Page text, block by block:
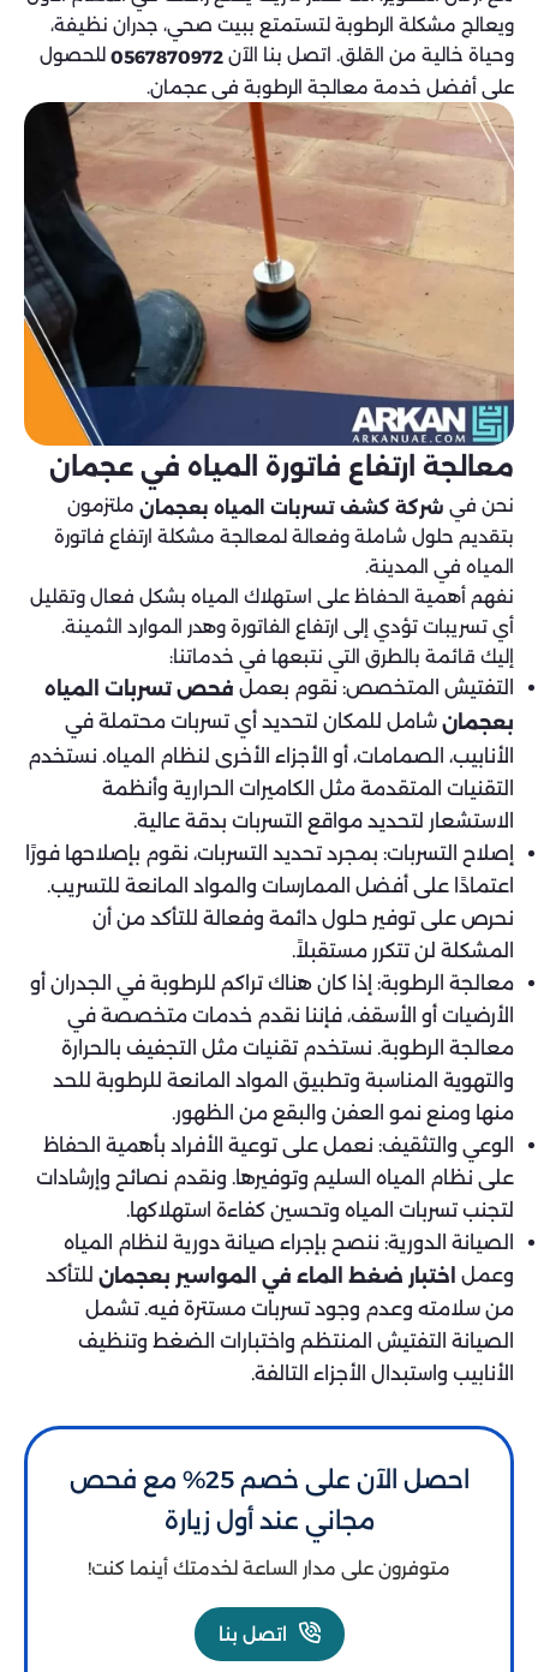
ويعالج مشكلة الرطوبة لتستمتع ببيت صحي، جدران نظيفة،
وحياة خالية من القلق. اتصل بنا الآن 0567870972 للحصول
على أفضل خدمة معالجة الرطوبة في عجمان.
معالجة ارتفاع فاتورة المياه في عجمان
نحن في شركة كشف تسربات المياه بعجمان ملتزمون
بتقديم حلول شاملة وفعالة لمعالجة مشكلة ارتفاع فاتورة
المياه في المدينة.
نفهم أهمية الحفاظ على استهلاك المياه بشكل فعال وتقليل
أي تسريبات تؤدي إلى ارتفاع الفاتورة وهدر الموارد الثمينة.
إليك قائمة بالطرق التي نتبعها في خدماتنا:
التفتيش المتخصص: نقوم بعمل فحص تسربات المياه
بعجمان شامل للمكان لتحديد أي تسربات محتملة في
الأنابيب، الصمامات، أو الأجزاء الأخرى لنظام المياه. نستخدم
التقنيات المتقدمة مثل الكاميرات الحرارية وأنظمة
الاستشعار لتحديد مواقع التسربات بدقة عالية.
إصلاح التسربات: بمجرد تحديد التسربات، نقوم بإصلاحها فورًا
اعتمادًا على أفضل الممارسات والمواد المانعة للتسريب.
نحرص على توفير حلول دائمة وفعالة للتأكد من أن
المشكلة لن تتكرر مستقبلاً.
معالجة الرطوبة: إذا كان هناك تراكم للرطوبة في الجدران أو
الأرضيات أو الأسقف، فإننا نقدم خدمات متخصصة في
معالجة الرطوبة. نستخدم تقنيات مثل التجفيف بالحرارة
والتهوية المناسبة وتطبيق المواد المانعة للرطوبة للحد
منها ومنع نمو العفن والبقع من الظهور.
الوعي والتثقيف: نعمل على توعية الأفراد بأهمية الحفاظ
على نظام المياه السليم وتوفيرها. ونقدم نصائح وإرشادات
لتجنب تسربات المياه وتحسين كفاءة استهلاكها.
الصيانة الدورية: ننصح بإجراء صيانة دورية لنظام المياه
وعمل اختبار ضغط الماء في المواسير بعجمان للتأكد
من سلامته وعدم وجود تسربات مستترة فيه. تشمل
الصيانة التفتيش المنتظم واختبارات الضغط وتنظيف
الأنابيب واستبدال الأجزاء التالفة.
احصل الآن على خصم 25% مع فحص
مجاني عند أول زيارة
متوفرون على مدار الساعة لخدمتك أينما كنت!
اتصل بنا